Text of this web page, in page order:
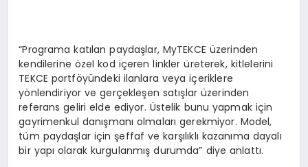
“Programa katılan paydaşlar, MyTEKCE üzerinden
kendilerine özel kod içeren linkler üreterek, kitlelerini
TEKCE portföyündeki ilanlara veya içeriklere
yönlendiriyor ve gerçekleşen satışlar üzerinden
referans geliri elde ediyor. Üstelik bunu yapmak için
gayrimenkul danışmanı olmaları gerekmiyor. Model,
tüm paydaşlar için şeffaf ve karşılıklı kazanıma dayalı
bir yapı olarak kurgulanmış durumda” diye anlattı.